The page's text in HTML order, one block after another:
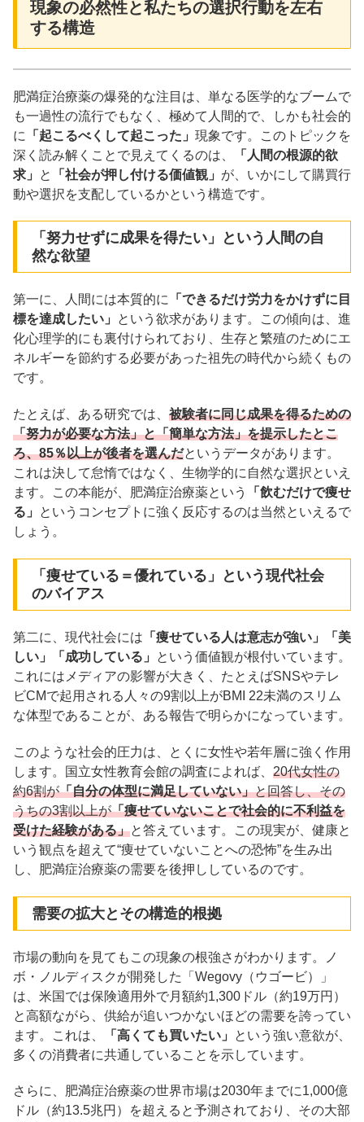
現象の必然性と私たちの選択行動を左右
する構造
肥満症治療薬の爆発的な注目は、単なる医学的なブームで
も一過性の流行でもなく、極めて人間的で、しかも社会的
に
「起こるべくして起こった」 現象です。このトピックを
深く読み解くことで見えてくるのは、
「人間の根源的欲
求」
と 「社会が押し付ける価値観」 が、いかにして購買行
動や選択を支配しているかという構造です。
「努力せずに成果を得たい」という人間の自
然な欲望
第一に、人間には本質的に
「できるだけ労力をかけずに目
標を達成したい」
という欲求があります。この傾向は、進
化心理学的にも裏付けられており、生存と繁殖のためにエ
ネルギーを節約する必要があった祖先の時代から続くもの
です。
たとえば、ある研究では、 被験者に同じ成果を得るための
「努力が必要な方法」と「簡単な方法」を提示したとこ
ろ、85％以上が後者を選んだというデータがあります。
これは決して怠惰ではなく、生物学的に自然な選択といえ
ます。この本能が、肥満症治療薬という
「飲むだけで痩せ
る」
というコンセプトに強く反応するのは当然といえるで
しょう。
「痩せている＝優れている」という現代社会
のバイアス
第二に、現代社会には 「痩せている人は意志が強い」「美
しい」「成功している」
という価値観が根付いています。
これにはメディアの影響が大きく、たとえばSNSやテレ
ビCMで起用される人々の9割以上がBMI 22未満のスリム
な体型であることが、ある報告で明らかになっています。
このような社会的圧力は、とくに女性や若年層に強く作用
します。国立女性教育会館の調査によれば、 20代女性の
約6割が「自分の体型に満足していない」と回答し、その
うちの3割以上が「痩せていないことで社会的に不利益を
受けた経験がある」と答えています。この現実が、健康と
いう観点を超えて“痩せていないことへの恐怖”を生み出
し、肥満症治療薬の需要を後押ししているのです。
需要の拡大とその構造的根拠
市場の動向を見てもこの現象の根強さがわかります。ノ
ボ・ノルディスクが開発した「Wegovy（ウゴービ）」
は、米国では保険適用外で月額約1,300ドル（約19万円）
と高額ながら、供給が追いつかないほどの需要を誇ってい
ます。これは、
「高くても買いたい」
という強い意欲が、
多くの消費者に共通していることを示しています。
さらに、肥満症治療薬の世界市場は2030年までに1,000億
ドル（約13.5兆円）を超えると予測されており、その大部